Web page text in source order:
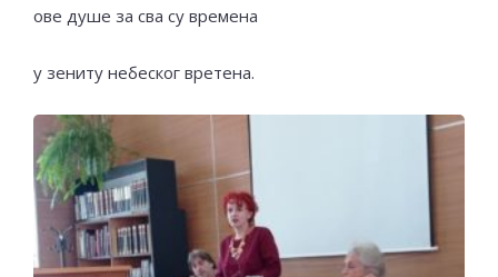
ове душе за сва су времена
у зениту небеског вретена.